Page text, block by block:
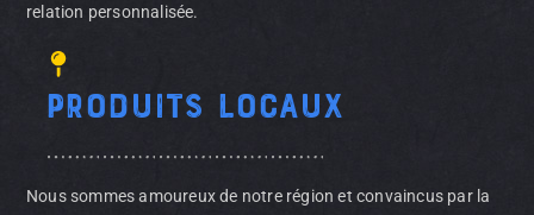
relation personnalisée.
Produits locaux
Nous sommes amoureux de notre région et convaincus par la